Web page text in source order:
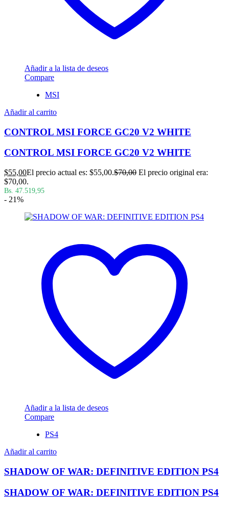
Añadir a la lista de deseos
Compare
MSI
Añadir al carrito
CONTROL MSI FORCE GC20 V2 WHITE
CONTROL MSI FORCE GC20 V2 WHITE
$55,00El precio actual es: $55,00.$70,00 El precio original era:
$70,00.
Bs. 47.519,95
- 21%
Añadir a la lista de deseos
Compare
PS4
Añadir al carrito
SHADOW OF WAR: DEFINITIVE EDITION PS4
SHADOW OF WAR: DEFINITIVE EDITION PS4